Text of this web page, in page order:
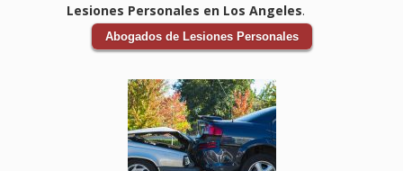
de
ingresos
y
perjuicio
hayas
sufrido.
relacionada
con
el
Los
accidentes
de
auto
pueden
ser
trabajo
puede
ser
pero
no
tienes
que
hacerlo
solo.
obtener
la
compensación
necesitas
para
cubrir
gastos
médicos,
pérdida
tus
lesiones,
gastos
salarios
perdidos
y
daños
a tu
vehículo.
obtener
el
apoyo
que
necesitas
para
cubrir
gastos
médicos,
Lesiones Personales en Los Angeles.
Abogados de Lesiones Personales